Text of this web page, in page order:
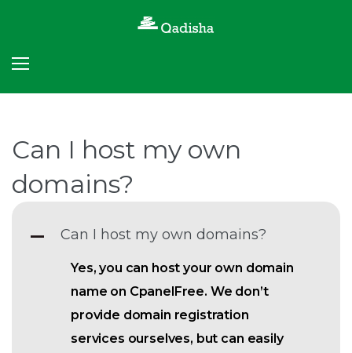
content
Can I host my own
domains?
A Can I host my own domains?
Yes, you can host your own domain
name on CpanelFree. We don’t
provide domain registration
services ourselves, but can easily